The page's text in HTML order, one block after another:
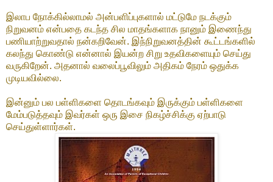
இலாப நோக்கில்லாமல் அன்பளிப்புகளால் மட்டுமே நடக்கும்
நிறுவனம் என்பதை கடந்த சில மாதங்களாக நானும் இணைந்து
பணியாற்றுவதால் நன்கறிவேன். இந்நிறுவனத்தின் கூட்டங்களில்
கலந்து கொண்டு என்னால் இயன்ற சிறு உதவிகளையும் செய்து
வருகிறேன். அதனால் வலைப்பூவிலும் அதிகம் நேரம் ஒதுக்க
முடியவில்லை.
இன்னும் பல பள்ளிகளை தொடங்கவும் இருக்கும் பள்ளிகளை
மேம்படுத்தவும் இவர்கள் ஒரு இசை நிகழ்ச்சிக்கு ஏற்பாடு
செய்துள்ளார்கள்.